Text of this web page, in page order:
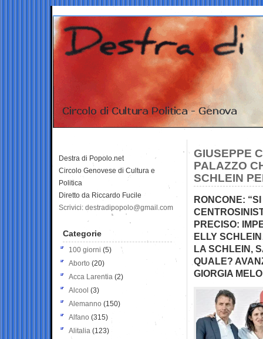
GIUSEPPE
PALAZZO
SCHLEIN
RONCONE:
PRECISO:
ELLY
LA SCHLEIN,
QUALE?
GIORGIA
Destra di Popolo.net
Circolo Genovese di Cultura e
Politica
Diretto da Riccardo Fucile
Scrivici: destradipopolo@gmail.com
Categorie
100 giorni (5)
Aborto (20)
Acca Larentia (2)
Alcool (3)
Alemanno (150)
Alfano (315)
Alitalia (123)